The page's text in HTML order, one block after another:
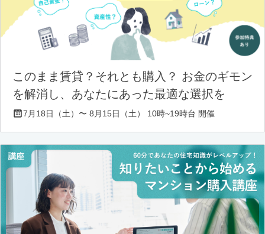
このまま賃貸？それとも購入？ お金のギモン
を解消し、あなたにあった最適な選択を
7月18日（土）〜 8月15日（土） 10時~19時台 開催